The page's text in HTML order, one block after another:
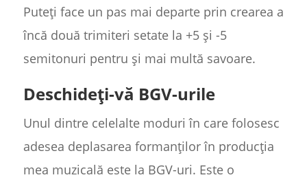
Puteți face un pas mai departe prin crearea a
încă două trimiteri setate la +5 și -5
semitonuri pentru și mai multă savoare.
Deschideți-vă BGV-urile
Unul dintre celelalte moduri în care folosesc
adesea deplasarea formanților în producția
mea muzicală este la BGV-uri. Este o